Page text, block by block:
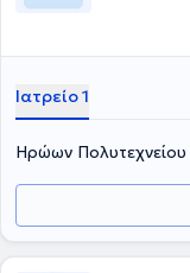
Ιατρείο 1
Ηρώων